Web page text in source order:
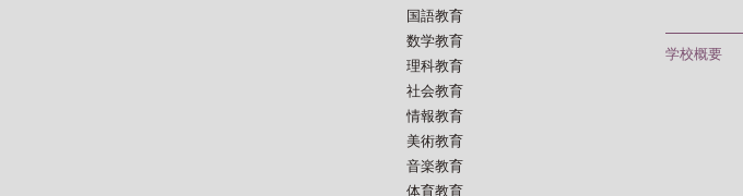
国語教育
数学教育
理科教育
社会教育
情報教育
美術教育
音楽教育
体育教育
学校概要